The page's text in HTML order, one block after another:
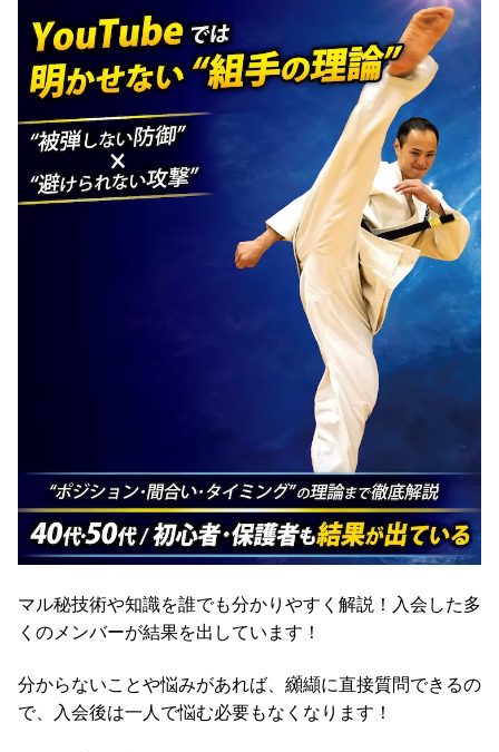
マル秘技術や知識を誰でも分かりやすく解説！入会した多
くのメンバーが結果を出しています！
分からないことや悩みがあれば、纐纈に直接質問できるの
で、入会後は一人で悩む必要もなくなります！